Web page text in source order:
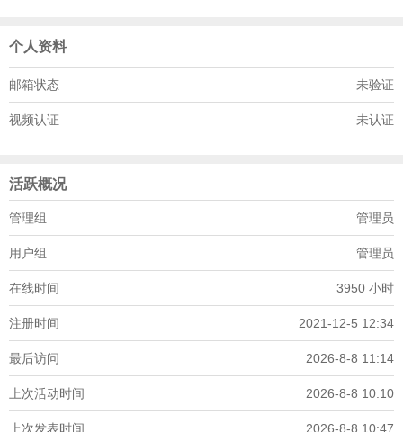
个人资料
邮箱状态 未验证
视频认证 未认证
活跃概况
管理组 管理员
用户组 管理员
在线时间 3950 小时
注册时间 2021-12-5 12:34
最后访问 2026-8-8 11:14
上次活动时间 2026-8-8 10:10
上次发表时间 2026-8-8 10:47